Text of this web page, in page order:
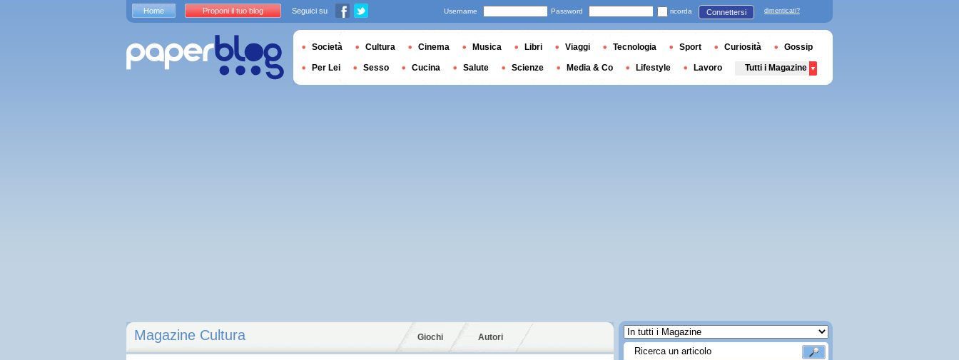
Magazine Cultura Giochi Autori
Home Proponi il tuo blog Seguici su Username Password ricorda Connettersi dimenticati?
Società Cultura Cinema Musica Libri Viaggi Tecnologia Sport Curiosità Gossip
Per Lei Sesso Cucina Salute Scienze Media & Co Lifestyle Lavoro Tutti i Magazine